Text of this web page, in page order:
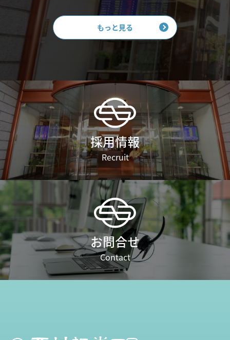
もっと見る
採用情報
Recruit
お問合せ
Contact